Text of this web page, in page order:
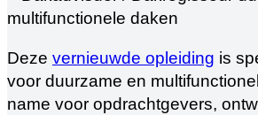
Deze vernieuwde opleiding is
voor duurzame en
name voor opdrachtgevers,